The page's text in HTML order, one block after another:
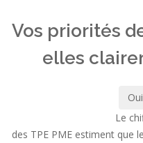
Vos priorités
elles
Oui
Le
des TPE PME estiment que